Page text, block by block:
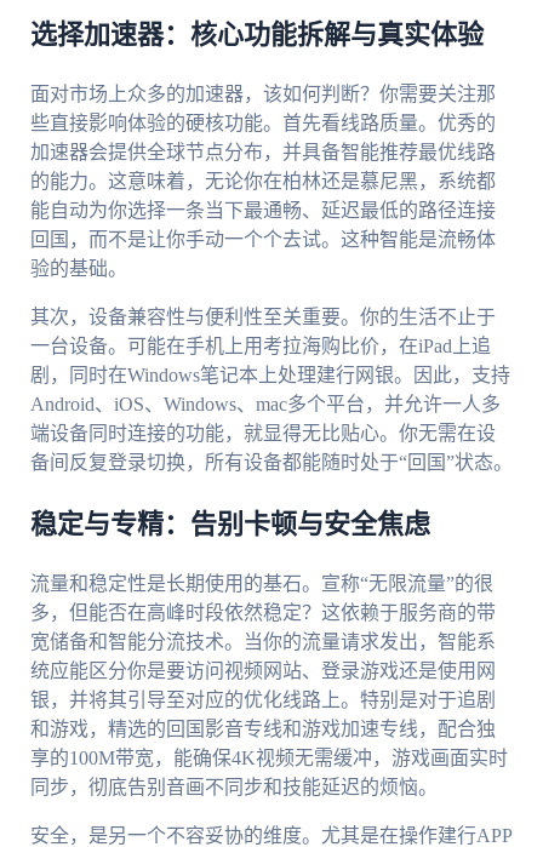
选择加速器：核心功能拆解与真实体验
面对市场上众多的加速器，该如何判断？你需要关注那
些直接影响体验的硬核功能。首先看线路质量。优秀的
加速器会提供全球节点分布，并具备智能推荐最优线路
的能力。这意味着，无论你在柏林还是慕尼黑，系统都
能自动为你选择一条当下最通畅、延迟最低的路径连接
回国，而不是让你手动一个个去试。这种智能是流畅体
验的基础。
其次，设备兼容性与便利性至关重要。你的生活不止于
一台设备。可能在手机上用考拉海购比价，在iPad上追
剧，同时在Windows笔记本上处理建行网银。因此，支持
Android、iOS、Windows、mac多个平台，并允许一人多
端设备同时连接的功能，就显得无比贴心。你无需在设
备间反复登录切换，所有设备都能随时处于“回国”状态。
稳定与专精：告别卡顿与安全焦虑
流量和稳定性是长期使用的基石。宣称“无限流量”的很
多，但能否在高峰时段依然稳定？这依赖于服务商的带
宽储备和智能分流技术。当你的流量请求发出，智能系
统应能区分你是要访问视频网站、登录游戏还是使用网
银，并将其引导至对应的优化线路上。特别是对于追剧
和游戏，精选的回国影音专线和游戏加速专线，配合独
享的100M带宽，能确保4K视频无需缓冲，游戏画面实时
同步，彻底告别音画不同步和技能延迟的烦恼。
安全，是另一个不容妥协的维度。尤其是在操作建行APP